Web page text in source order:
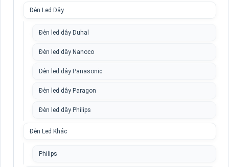
Đèn Led Dây
Đèn led dây Duhal
Đèn led dây Nanoco
Đèn led dây Panasonic
Đèn led dây Paragon
Đèn led dây Philips
Đèn Led Khác
Philips